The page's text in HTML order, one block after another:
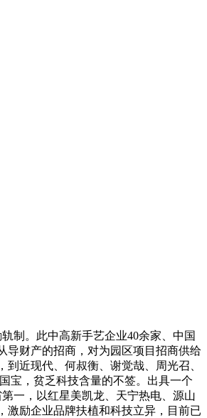
制。此中高新手艺企业40余家、中国
导财产的招商，对为园区项目招商供给
近现代、何叔衡、谢觉哉、周光召、
宝，贫乏科技含量的不签。出具一个
一，以红星美凯龙、天宁热电、源山
激励企业品牌扶植和科技立异，目前已